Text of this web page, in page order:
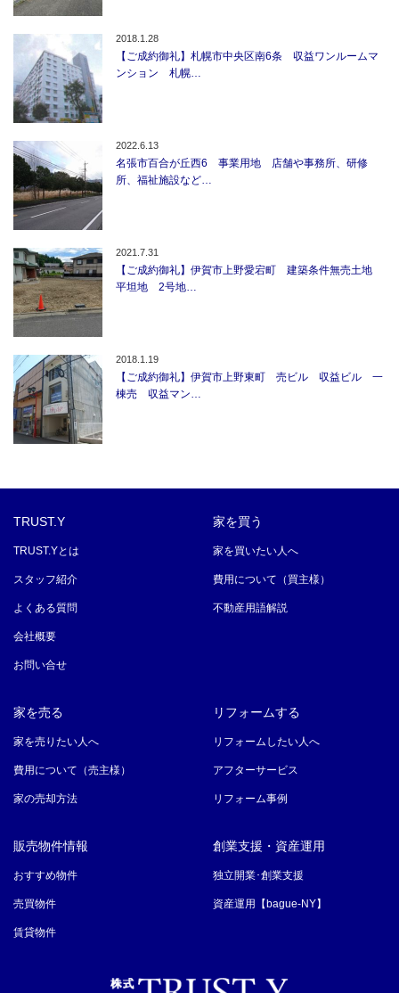
2018.1.28
【ご成約御礼】札幌市中央区南6条 収益ワンルームマ
ンション 札幌…
2022.6.13
名張市百合が丘西6 事業用地 店舗や事務所、研修
所、福祉施設など…
2021.7.31
【ご成約御礼】伊賀市上野愛宕町 建築条件無売土地
平坦地 2号地…
2018.1.19
【ご成約御礼】伊賀市上野東町 売ビル 収益ビル 一
棟売 収益マン…
TRUST.Y
TRUST.Yとは
スタッフ紹介
よくある質問
会社概要
お問い合せ
家を買う
家を買いたい人へ
費用について（買主様）
不動産用語解説
家を売る
家を売りたい人へ
費用について（売主様）
家の売却方法
リフォームする
リフォームしたい人へ
アフターサービス
リフォーム事例
販売物件情報
おすすめ物件
売買物件
賃貸物件
創業支援・資産運用
独立開業･創業支援
資産運用【bague-NY】